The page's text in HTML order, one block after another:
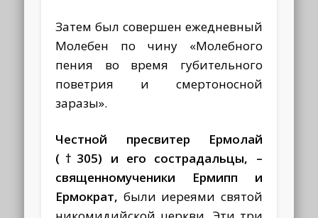
Затем был совершен ежедневный
Молебен по чину «Молебного
пения во время губительного
поветрия и смертоносной
заразы».
Честной пресвитер Ермолай
(†305) и его сострадальцы, –
священномученики Ермипп и
Ермократ, были иереями святой